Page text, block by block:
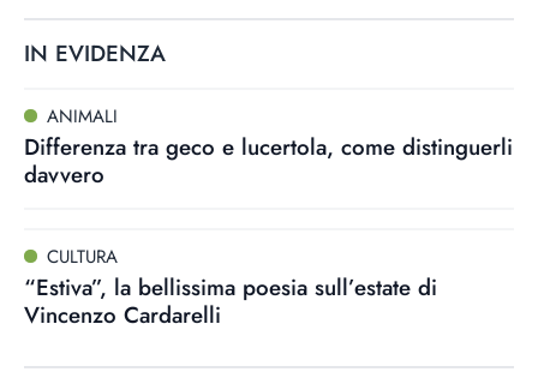
IN EVIDENZA
ANIMALI
Differenza tra geco e lucertola, come distinguerli
davvero
CULTURA
“Estiva”, la bellissima poesia sull’estate di
Vincenzo Cardarelli